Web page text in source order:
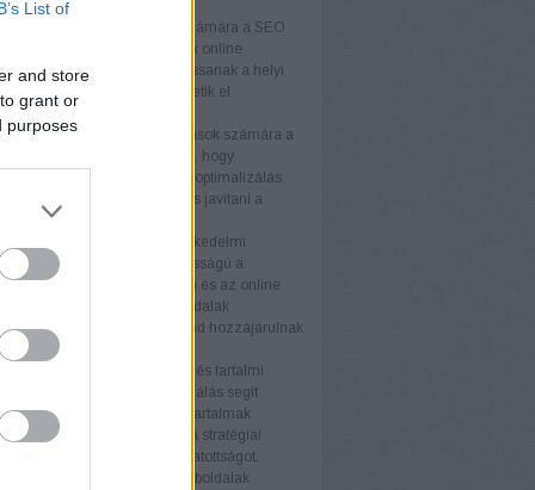
List of
and store
grant or
purposes
A kisvállalkozások számára a SEO
biztosít arra, hogy növeljék online
és versenyelőnyhöz jussanak a helyi
stratégiákkal érhetik el
hatékonyan.
A középvállalkozások számára a
megközelítése szükséges, hogy
maradjanak. A keresőoptimalizálás
az organikus forgalmat és javítani a
arányt.
Az e-kereskedelmi
számára a SEO kulcsfontosságú a
láthatóságának növelésében és az online
fellendítésében. A termékoldalak
és a technikai SEO mind hozzájárulnak
A blogok és tartalmi
számára a keresőoptimalizálás segít
olvasói bázist és javítani a tartalmak
Az értékes tartalom és a stratégiai
használata növeli a látogatottságot.
A nagyvállalati weboldalak